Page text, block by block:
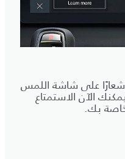
على شاشة اللمس
الآن الاستمتاع
بك.